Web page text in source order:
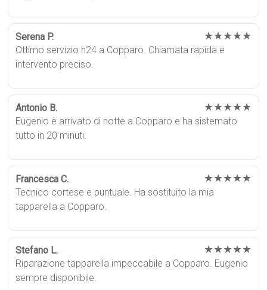
Serena P. ★★★★★
Ottimo servizio h24 a Copparo. Chiamata rapida e
intervento preciso.
Antonio B. ★★★★★
Eugenio è arrivato di notte a Copparo e ha sistemato
tutto in 20 minuti.
Francesca C. ★★★★★
Tecnico cortese e puntuale. Ha sostituito la mia
tapparella a Copparo.
Stefano L. ★★★★★
Riparazione tapparella impeccabile a Copparo. Eugenio
sempre disponibile.